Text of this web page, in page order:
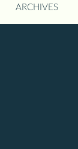
ARCHIVES